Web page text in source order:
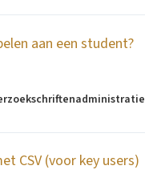
aan een student?
CSV (voor key users)